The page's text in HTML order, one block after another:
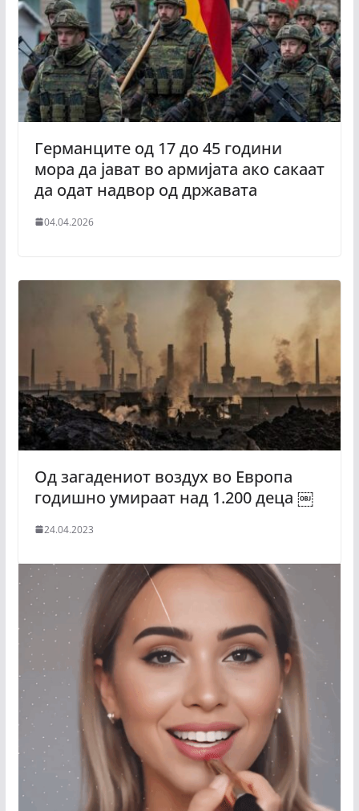
Германците од 17 до 45 години
мора да јават во армијата ако сакаат
да одат надвор од државата
04.04.2026
Од загадениот воздух во Европа
годишно умираат над 1.200 деца ￼
24.04.2023